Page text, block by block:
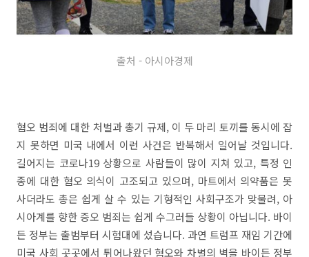
출처 - 아시아경제
혐오 범죄에 대한 처벌과 총기 규제, 이 두 마리 토끼를 동시에 잡
지 못하면 미국 내에서 이런 사건은 반복해서 일어날 것입니다.
길어지는 코로나19 상황으로 사람들이 많이 지쳐 있고, 특정 인
종에 대한 혐오 의식이 고조되고 있으며, 마트에서 의약품은 못
사더라도 총은 쉽게 살 수 있는 기형적인 사회구조가 맞물려, 아
시아계를 향한 증오 범죄는 쉽게 수그러들 상황이 아닙니다. 바이
든 정부는 출범부터 시험대에 섰습니다. 과연 트럼프 재임 기간에
미국 사회 곳곳에서 튀어나왔던 혐오와 차별의 벽을 바이든 정부